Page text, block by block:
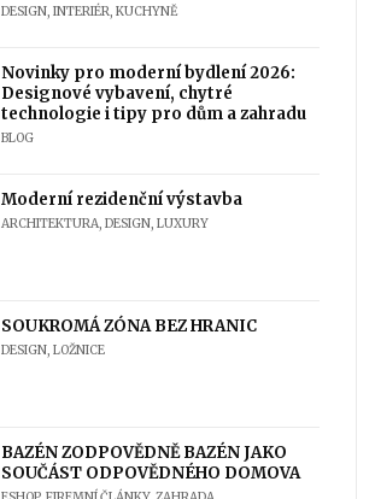
DESIGN, INTERIÉR, KUCHYNĚ
Novinky pro moderní bydlení 2026:
Designové vybavení, chytré
technologie i tipy pro dům a zahradu
BLOG
Moderní rezidenční výstavba
ARCHITEKTURA, DESIGN, LUXURY
SOUKROMÁ ZÓNA BEZ HRANIC
DESIGN, LOŽNICE
BAZÉN ZODPOVĚDNĚ BAZÉN JAKO
SOUČÁST ODPOVĚDNÉHO DOMOVA